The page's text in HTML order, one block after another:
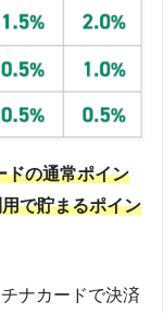
ドの通常ポイン
で貯まるポイン
ナカードで決済